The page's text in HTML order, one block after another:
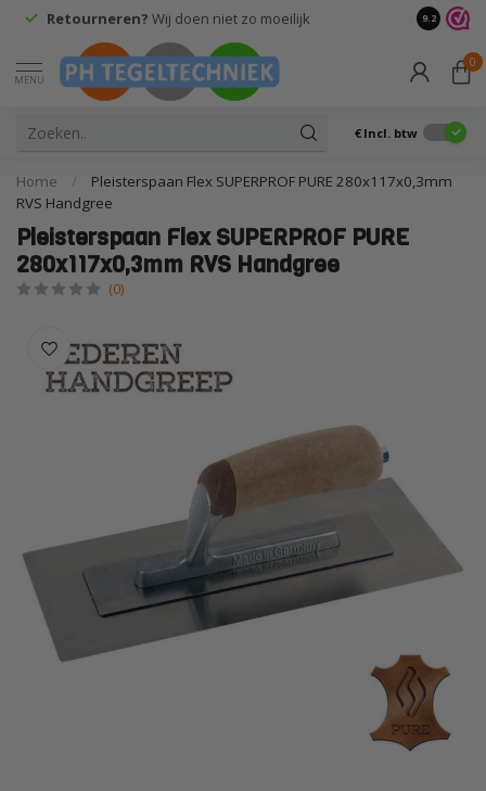
Retourneren? Wij doen niet zo moeilijk 9.2
MENU
0
€ Incl. btw
Home /
Pleisterspaan Flex SUPERPROF PURE 280x117x0,3mm
RVS Handgree
Pleisterspaan Flex SUPERPROF PURE
280x117x0,3mm RVS Handgree
(0)